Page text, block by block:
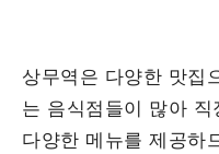
상무역은 다양한 맛집
는 음식점들이 많아
다양한 메뉴를 제공하